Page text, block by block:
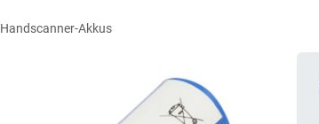
Handscanner-Akkus